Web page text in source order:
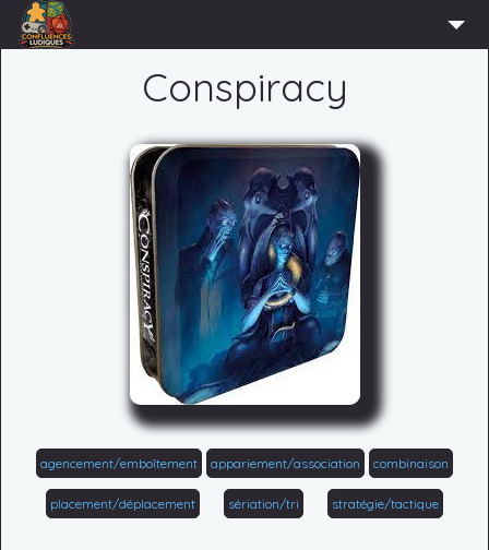
Conspiracy
agencement/emboîtement appariement/association combinaison
placement/déplacement sériation/tri stratégie/tactique